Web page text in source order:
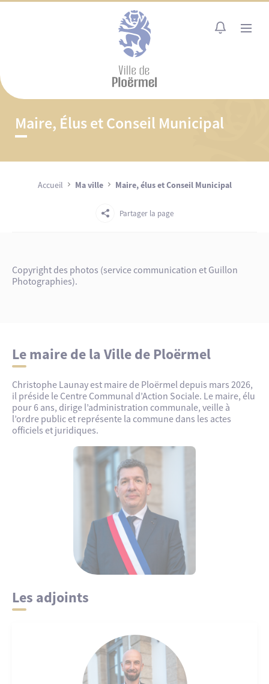
Maire, Élus et Conseil Municipal
Accueil Ma ville Maire, élus et Conseil Municipal
Partager la page
Copyright des photos (service communication et Guillon
Photographies).
Le maire de la Ville de Ploërmel
Christophe Launay est maire de Ploërmel depuis mars 2026,
il préside le Centre Communal d’Action Sociale. Le maire, élu
pour 6 ans, dirige l’administration communale, veille à
l’ordre public et représente la commune dans les actes
officiels et juridiques.
Les adjoints